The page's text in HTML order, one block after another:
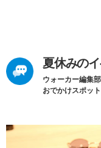
夏休みの
ウォーカー編集
おでかけスポット